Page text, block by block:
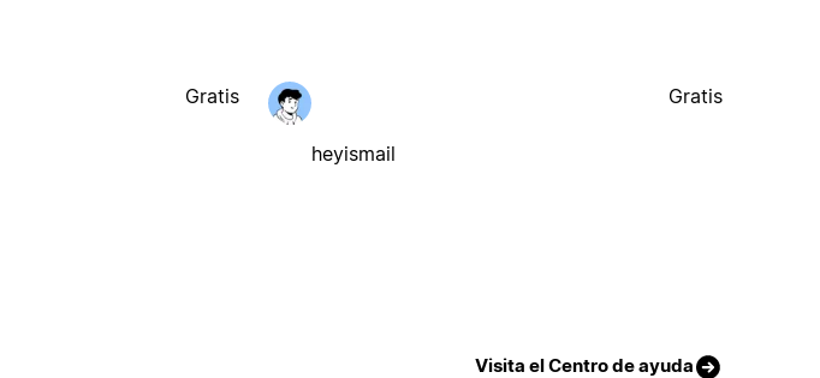
Gratis
heyismail
Gratis
Visita el Centro de ayuda